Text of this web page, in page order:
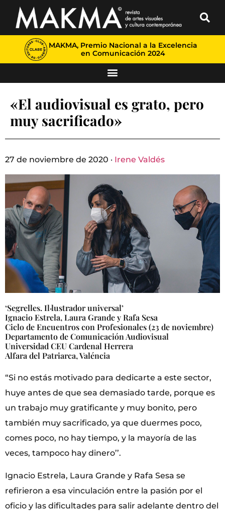
MAKMA, Premio Nacional a la Excelencia
en Comunicación 2024
«El audiovisual es grato, pero
muy sacrificado»
27 de noviembre de 2020 · Irene Valdés
‘Segrelles. Il·lustrador universal’
Ignacio Estrela, Laura Grande y Rafa Sesa
Ciclo de Encuentros con Profesionales (23 de noviembre)
Departamento de Comunicación Audiovisual
Universidad CEU Cardenal Herrera
Alfara del Patriarca, Valéncia
“Si no estás motivado para dedicarte a este sector,
huye antes de que sea demasiado tarde, porque es
un trabajo muy gratificante y muy bonito, pero
también muy sacrificado, ya que duermes poco,
comes poco, no hay tiempo, y la mayoría de las
veces, tampoco hay dinero’’.
Ignacio Estrela, Laura Grande y Rafa Sesa se
refirieron a esa vinculación entre la pasión por el
oficio y las dificultades para salir adelante dentro del